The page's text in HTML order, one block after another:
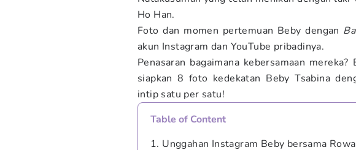
Ho Han.
Foto dan momen pertemuan Beby dengan
akun Instagram dan YouTube pribadinya.
Penasaran bagaimana kebersamaan
siapkan 8 foto kedekatan Beby Tsabina
intip satu per satu!
Table of Content
1. Unggahan Instagram Beby bersama